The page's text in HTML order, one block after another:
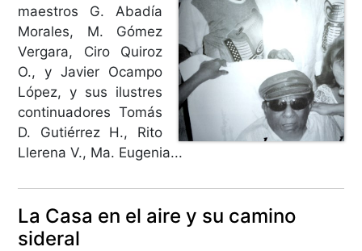
maestros G. Abadía
Morales, M. Gómez
Vergara, Ciro Quiroz
O., y Javier Ocampo
López, y sus ilustres
continuadores Tomás
D. Gutiérrez H., Rito
Llerena V., Ma. Eugenia...
La Casa en el aire y su camino
sideral